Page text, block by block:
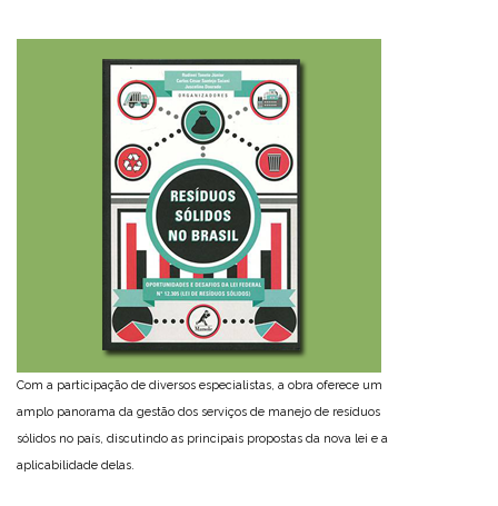
Com a participação de diversos especialistas, a obra oferece um
amplo panorama da gestão dos serviços de manejo de resíduos
sólidos no país, discutindo as principais propostas da nova lei e a
aplicabilidade delas.